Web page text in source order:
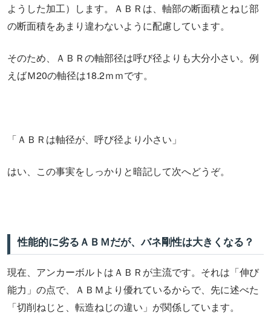
ようした加工）します。ＡＢＲは、軸部の断面積とねじ部
の断面積をあまり違わないように配慮しています。
そのため、ＡＢＲの軸部径は呼び径よりも大分小さい。例
えばＭ20の軸径は18.2ｍｍです。
「ＡＢＲは軸径が、呼び径より小さい」
はい、この事実をしっかりと暗記して次へどうぞ。
性能的に劣るＡＢＭだが、バネ剛性は大きくなる？
現在、アンカーボルトはＡＢＲが主流です。それは「伸び
能力」の点で、ＡＢＭより優れているからで、先に述べた
「切削ねじと、転造ねじの違い」が関係しています。